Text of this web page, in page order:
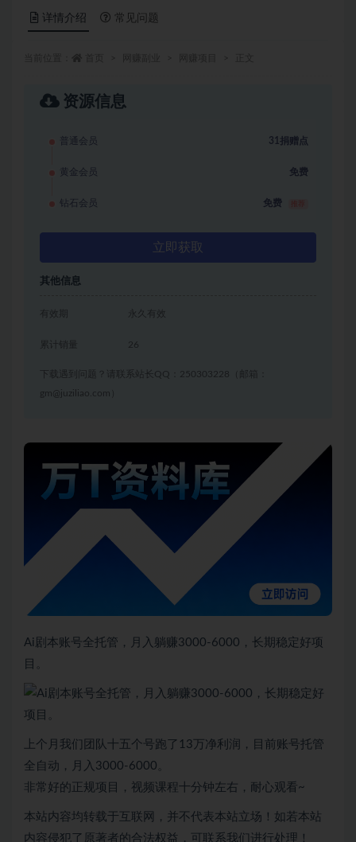
详情介绍 常见问题
资源信息
普通会员 31捐赠点
黄金会员 免费
钻石会员 免费
立即获取
其他信息
有效期 永久有效
累计销量 26
下载遇到问题？请联系站长QQ：250303228（邮箱：
gm@juziliao.com）
Ai剧本账号全托管，月入躺赚3000-6000，长期稳定好项
目。
上个月我们团队十五个号跑了13万净利润，目前账号托管
全自动，月入3000-6000。
非常好的正规项目，视频课程十分钟左右，耐心观看~
本站内容均转载于互联网，并不代表本站立场！如若本站
内容侵犯了原著者的合法权益，可联系我们进行处理！